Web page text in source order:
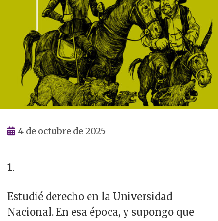
4 de octubre de 2025
1.
Estudié derecho en la Universidad
Nacional. En esa época, y supongo que